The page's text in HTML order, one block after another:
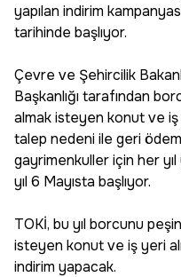
yapılan indirim
tarihinde başlıyor.
Çevre ve Şehircilik
Başkanlığı tarafından
almak isteyen konut ve iş
talep nedeni ile geri
gayrimenkuller için her yıl
yıl 6 Mayısta başlıyor.
TOKİ, bu yıl borcunu
isteyen konut ve iş yeri
indirim yapacak.